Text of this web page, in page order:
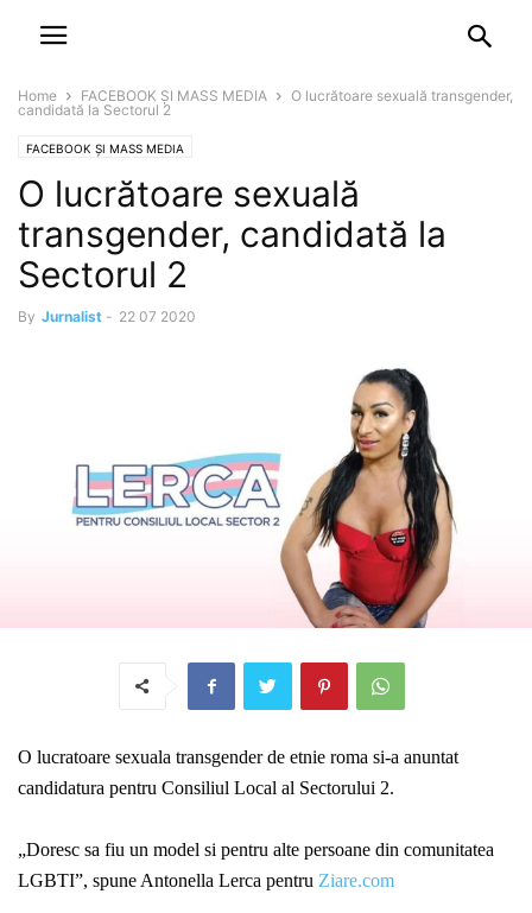
Home FACEBOOK ȘI MASS MEDIA
O lucrătoare sexuală transgender,
candidată la Sectorul 2
FACEBOOK ȘI MASS MEDIA
O lucrătoare sexuală
transgender, candidată la
Sectorul 2
By Jurnalist - 22 07 2020
O lucratoare sexuala transgender de etnie roma si-a anuntat
candidatura pentru Consiliul Local al Sectorului 2.
„Doresc sa fiu un model si pentru alte persoane din comunitatea
LGBTI”, spune Antonella Lerca pentru Ziare.com